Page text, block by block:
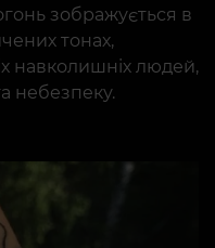
зображується в
тонах,
навколишніх людей,
небезпеку.